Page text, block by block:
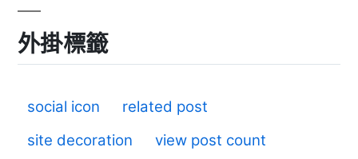
外掛標籤
social icon
related post
site decoration
view post count